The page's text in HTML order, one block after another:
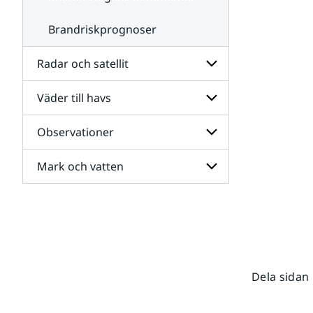
Brandriskprognoser
Radar och satellit
Undersidor
för
Radar
och
satellit
Väder till havs
Undersidor
för
Väder
till
havs
Observationer
Undersidor
för
Mark och vatten
Dela sidan